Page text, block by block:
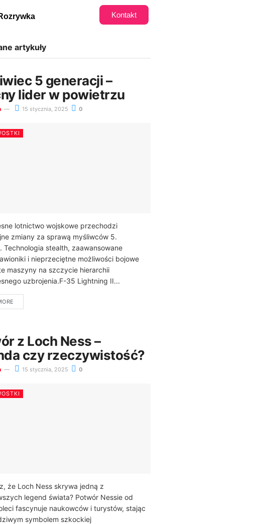
Kontakt
artykuły
5 generacji –
lider w powietrzu
15 stycznia, 2025 0
lotnictwo wojskowe przechodzi
zmiany za sprawą myśliwców 5.
Technologia stealth, zaawansowane
i nieprzeciętne możliwości bojowe
maszyny na szczycie hierarchii
uzbrojenia.F-35 Lightning II...
z Loch Ness –
czy rzeczywistość?
15 stycznia, 2025 0
że Loch Ness skrywa jedną z
legend świata? Potwór Nessie od
fascynuje naukowców i turystów, stając
symbolem szkockiej